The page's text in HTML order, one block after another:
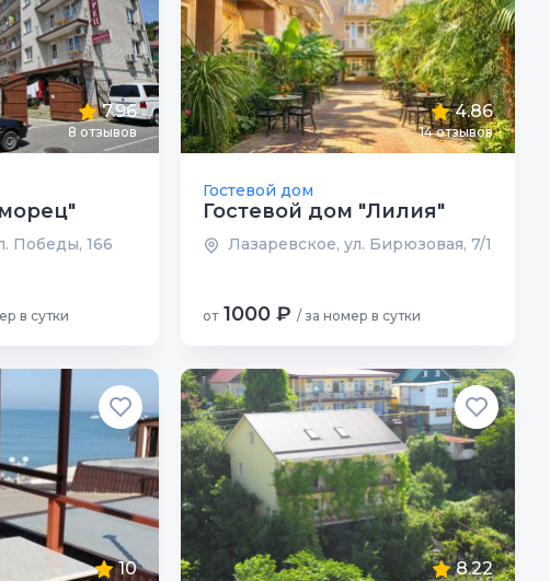
7.96
8 отзывов
Победы, 166
в сутки
4.86
14 отзывов
Гостевой дом
Гостевой дом "Лилия"
Лазаревское, ул. Бирюзовая, 7/1
от 1000 ₽ / за номер в сутки
10 8.22